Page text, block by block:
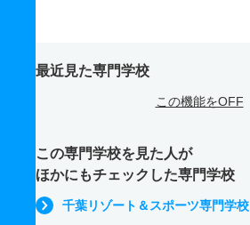
最近見た専門学校
この機能をOFF
この専門学校を見た人が
ほかにもチェックした専門学校
千葉リゾート＆スポーツ専門学校